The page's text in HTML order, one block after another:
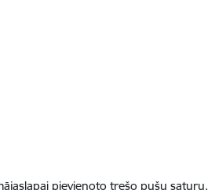
pievienoto trešo pušu saturu,